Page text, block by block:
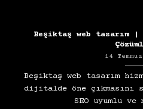
Beşiktaş web tasarım
14
Beşiktaş web tasarım
dijitalde öne çıkmasını
SEO uyumlu